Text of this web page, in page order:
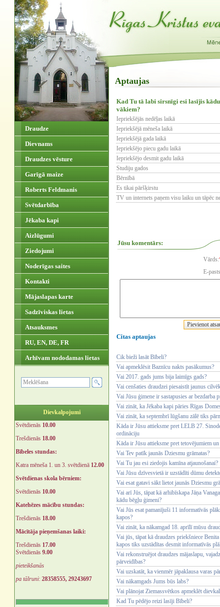
Draudze
Dievnams
Draudzes vēsture
Garīgā maize
Roberts Feldmanis
Svētdarbība
Jēkaba kapi
Aizlūgumi
Ziedojumi
Noderīgas saites
Kontakti
Mājaslapas karte
Sadzīviskas lietas
Atsauksmes
RU, EN, DE, FR
Arhīvam nododamas lietas
Dievkalpojumi
Svētdienās 10.00
Trešdienās 18.00
Bībeles stundas:
Katra mēneša 1. un 3. svētdienā 12.00
Svētdienas skola bērniem:
Svētdienās 10.00
Katehēzes mācību stundas:
Trešdienās 18.00
Mācītāja pieņemšanas laiki:
Trešdienās 17.00
Svētdienās 9.00
pieteikšanās
pa tālruni: 28358555, 29243697
Aptaujas
Kad Tu tā labi sirsnīgi esi lasījis
vākiem?
Iepriekšējās nedēļas laikā
Iepriekšējā mēneša laikā
Iepriekšējā gada laikā
Iepriekšējo piecu gadu laikā
Iepriekšējo desmit gadu laikā
Studiju gados
Bērnībā
Es tikai pāršķirstu
TV un internets paņem visu laiku un tāpēc
Jūsu komentārs:
Vārds:
E-
Citas aptaujas
Cik bieži lasāt Bībeli?
Vai apmeklēsit Baznīcu nakts pasākumus?
Vai 2017. gads jums bija laimīgs gads?
Vai cenšaties draudzei piesaistīt jaunus
Vai Jūsu ģimene ir sastapusies ar bezdarba
Vai zināt, ka Jēkaba kapi pāries Rīgas
Vai zināt, ka septembrī lūgšanu zālē tiks
Kāda ir Jūsu attieksme pret LELB 27.
ordināciju
Kāda ir Jūsu attieksme pret tetovējumiem un
Vai Tev patīk jaunās Dziesmu grāmatas?
Vai Tu jau esi ziedojis kamīna atjaunošanai?
Vai Jūsu dzīvesvietā ir uzstādīti dūmu
Vai esat gatavi sākt lietot jaunās Dziesmu
Vai arī Jūs, tāpat kā arhibīskapa Jāņa
kādu bēgļu ģimeni?
Vai Jūs esat pamanījuši 11 informatīvās
kapos?
Vai zināt, ka nākamgad 18. aprīlī mūsu
Vai jūs, tāpat kā draudzes priekšniece
kapos tiks uzstādītas desmit informatīvās
Vai rekonstruējot draudzes mājaslapu,
pārveidības?
Vai uzskatāt, ka vienmēr jāpaklausa varas
Vai nākamgads Jums būs labs?
Vai plānojat Ziemassvētkos apmeklēt
Kad Tu pēdējo reizi lasīji Bībeli?